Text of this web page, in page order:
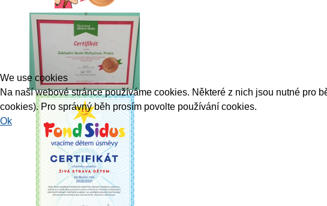
We use cookies
Na naší webové stránce používáme cookies. Některé z nich jsou nutné pro
cookies). Pro správný běh prosím povolte používání cookies.
Ok